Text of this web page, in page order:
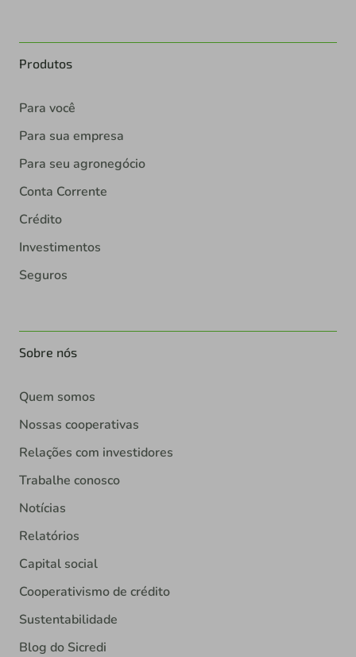
Produtos
Para você
Para sua empresa
Para seu agronegócio
Conta Corrente
Crédito
Investimentos
Seguros
Sobre nós
Quem somos
Nossas cooperativas
Relações com investidores
Trabalhe conosco
Notícias
Relatórios
Capital social
Cooperativismo de crédito
Sustentabilidade
Blog do Sicredi